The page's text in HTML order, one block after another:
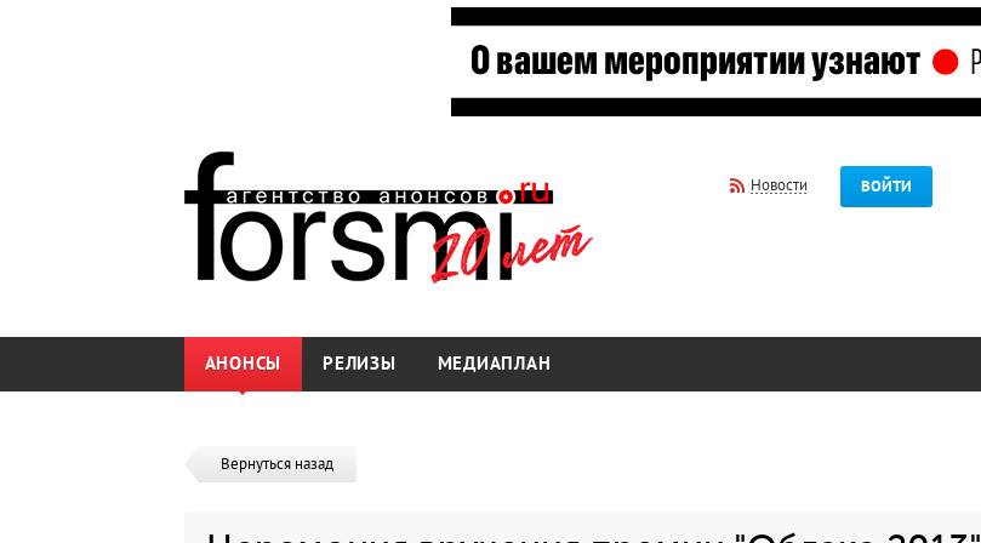
Новости ВОЙТИ
АНОНСЫ РЕЛИЗЫ МЕДИАПЛАН
Вернуться назад